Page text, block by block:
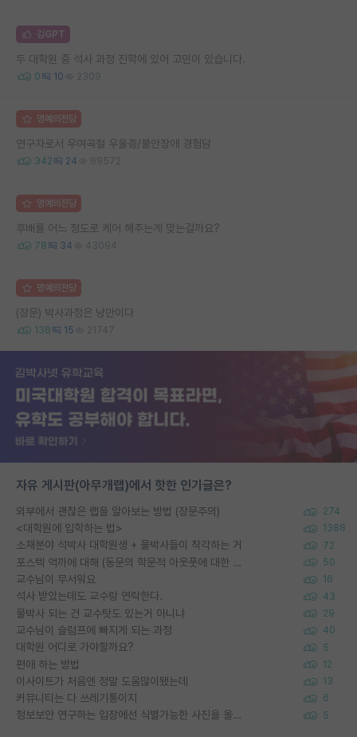
김GPT
두 대학원 중 석사 과정 진학에 있어 고민이 있습니다.
0 10 2309
명예의전당
연구자로서 우여곡절 우울증/불안장애 경험담
342 24 69572
명예의전당
후배를 어느 정도로 케어 해주는게 맞는걸까요?
78 34 43094
명예의전당
(장문) 박사과정은 낭만이다
138 15 21747
자유 게시판(아무개랩)에서 핫한 인기글은?
외부에서 괜찮은 랩을 알아보는 방법 (장문주의) 274
<대학원에 입학하는 법> 1388
소재분야 석박사 대학원생 + 물박사들이 착각하는 거 72
포스텍 억까에 대해 (동문의 학문적 아웃풋에 대한 반박) 50
교수님이 무서워요 16
석사 받았는데도 교수랑 연락한다. 43
물박사 되는 건 교수탓도 있는거 아니냐 29
교수님이 슬럼프에 빠지게 되는 과정 40
대학원 어디로 가야할까요? 5
편애 하는 방법 12
이사이트가 처음엔 정말 도움많이됐는데 13
커뮤니티는 다 쓰레기통이지 6
정보보안 연구하는 입장에선 식별가능한 사진을 올리는건 비추이긴함 5